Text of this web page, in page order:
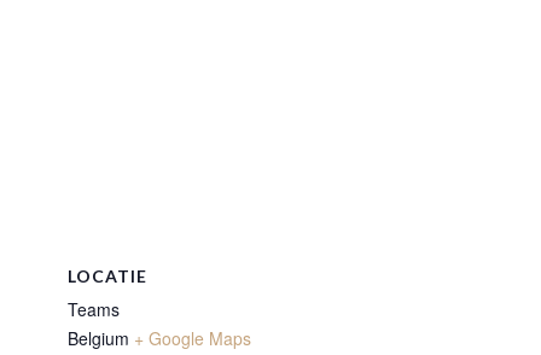
LOCATIE
Teams
Belgium + Google Maps